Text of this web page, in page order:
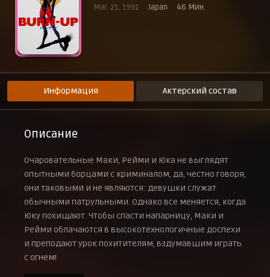
Mar. 21, 1991 Japan 46 Мин.
Информация Актерский состав
Описание
Очаровательные Маки, Рейми и Юка не выглядят
опытными борцами с криминалом, да, честно говоря,
они таковыми и не являются: девушки служат
обычными патрульными. Однако все меняется, когда
Юку похищают. Чтобы спасти напарницу, Маки и
Рейми облачаются в высокотехнологичные доспехи
и преподают урок похитителям, вздумавшим играть
с огнем!